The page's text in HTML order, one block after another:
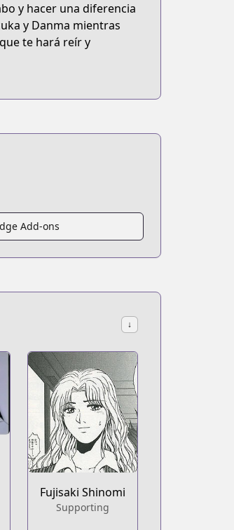
y hacer una diferencia
y Danma mientras
te hará reír y
Add-ons
↓
Fujisaki Shinomi
Supporting